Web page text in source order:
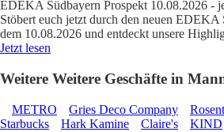
EDEKA Südbayern Prospekt 10.08.2026 -
Stöbert euch jetzt durch den neuen EDEKA
dem 10.08.2026 und entdeckt unsere
Jetzt lesen
Weitere Weitere Geschäfte in
METRO Gries Deco Company
Starbucks
Hark Kamine Claire's KIND